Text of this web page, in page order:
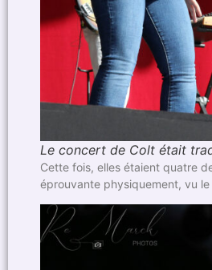
Le concert de Colt était
Cette fois, elles étaient quatre
éprouvante physiquement, vu